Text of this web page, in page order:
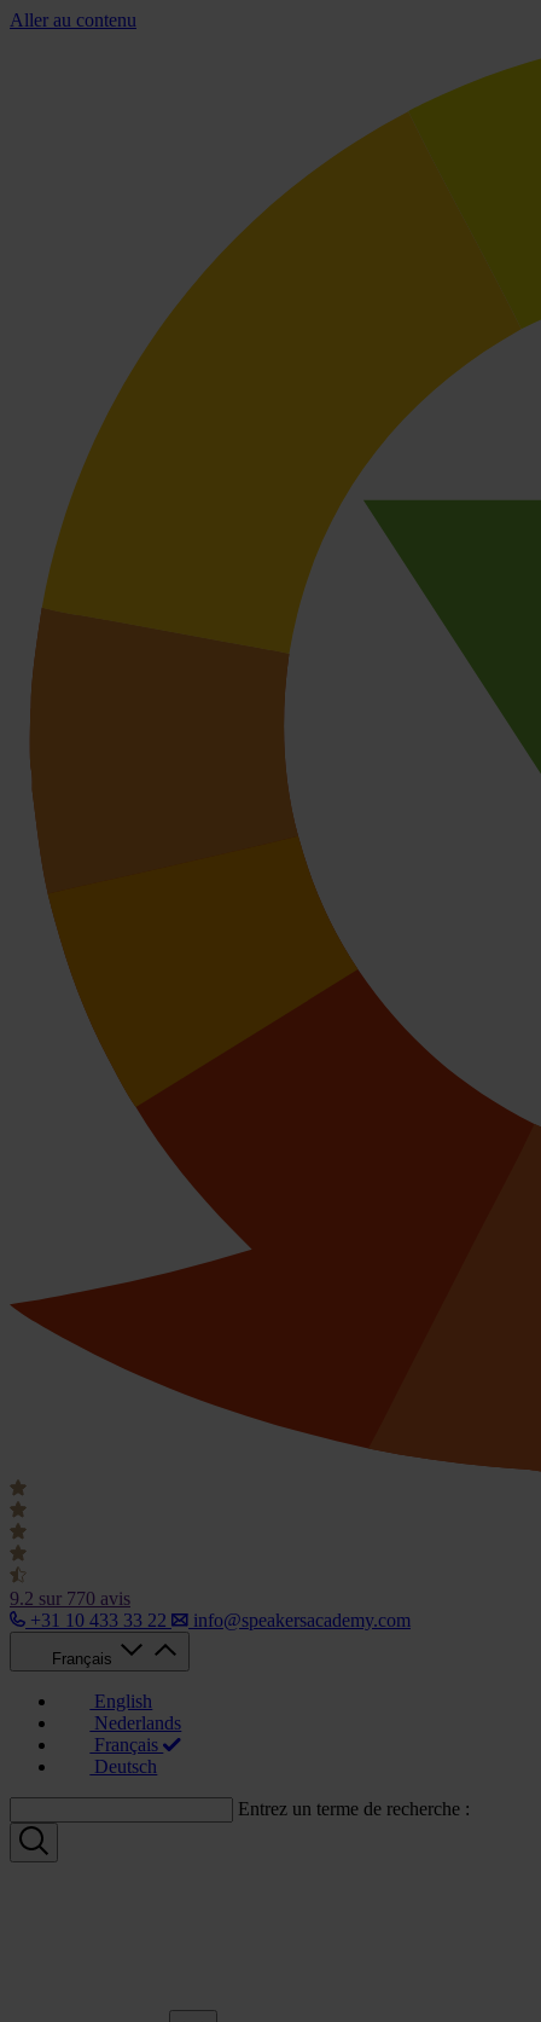
Aller au contenu
9.2 sur 770 avis
+31 10 433 33 22
info@speakersacademy.com
Français
English
Nederlands
Français
Deutsch
Entrez un terme de recherche :